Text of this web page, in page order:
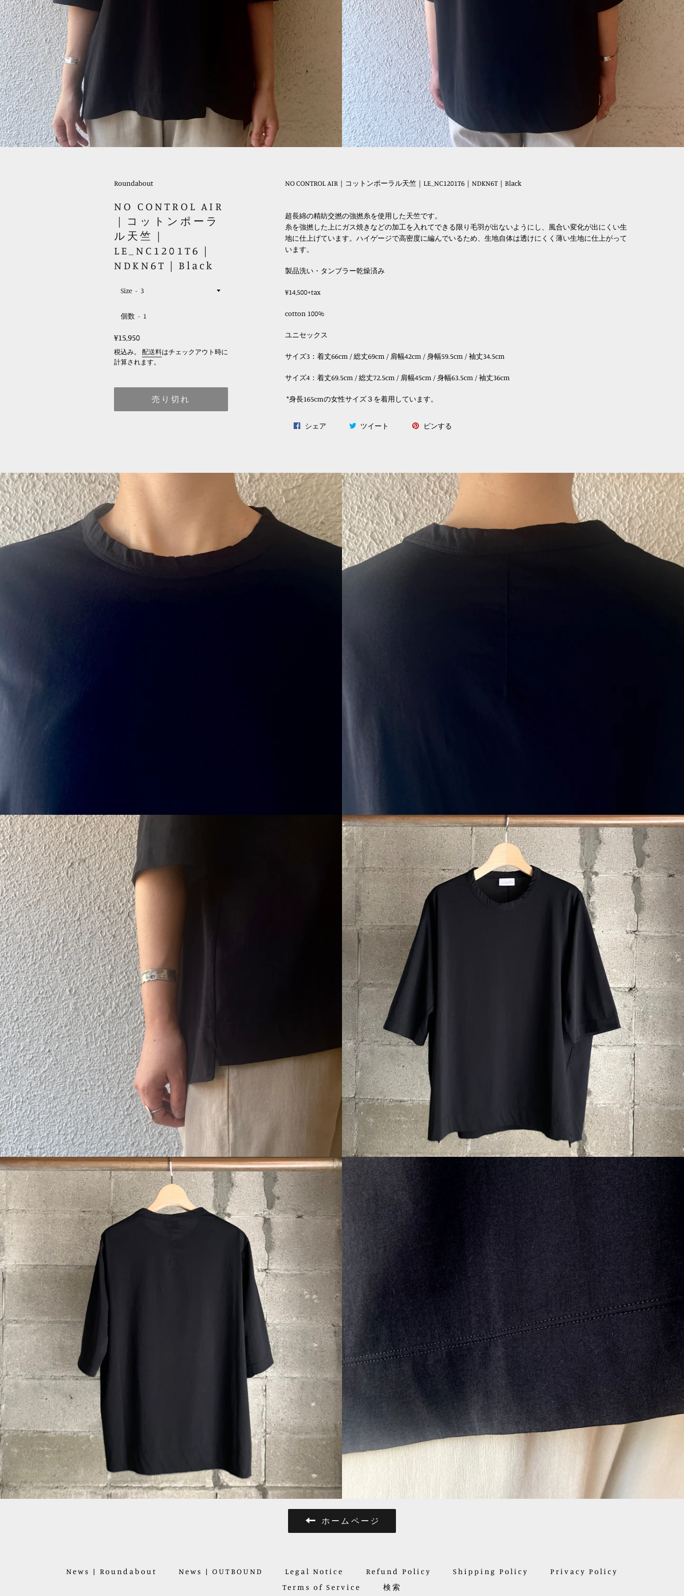
Roundabout
NO CONTROL AIR
｜コットンポーラ
ル天竺｜
LE_NC1201T6｜
NDKN6T｜Black
Size
個数
レ
ギ
ュ
ー
格
¥15,950
税込み。 配送料はチェックアウト時に
計算されます。
売り切れ
NO CONTROL AIR｜コットンポーラル天竺｜LE_NC1201T6｜NDKN6T｜Black
超長綿の精紡交撚の強撚糸を使用した天竺です。
糸を強撚した上にガス焼きなどの加工を入れてできる限り毛羽が出ないようにし、風合い変化が出にくい生
地に仕上げています。 ハイゲージで高密度に編んでいるため、生地自体は透けにくく薄い生地に仕上がって
います。
製品洗い・タンブラー乾燥済み
¥14,500+tax
cotton 100%
ユニセックス
サイズ3：着丈66cm / 総丈69cm / 肩幅42cm / 身幅59.5cm / 袖丈34.5cm
サイズ4： 着丈69.5cm / 総丈72.5cm / 肩幅45cm / 身幅63.5cm / 袖丈36cm
*身長165cmの女性サイズ３を着用しています。
シェア Facebook
す
る
ツイート
る
ピンする
る
ホームページ
News | Roundabout News | OUTBOUND Legal Notice Refund Policy Shipping Policy
Privacy Policy
Terms of Service
検索